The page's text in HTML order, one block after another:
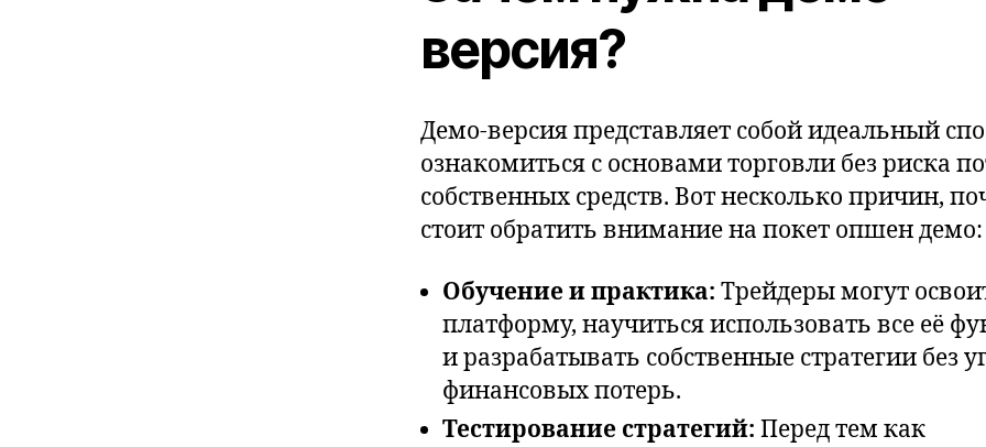
версия?
Демо-версия представляет собой идеальный
ознакомиться с основами торговли без риска
собственных средств. Вот несколько причин,
стоит обратить внимание на покет опшен демо:
Обучение и практика: Трейдеры могут
платформу, научиться использовать все её
и разрабатывать собственные стратегии без
финансовых потерь.
Тестирование стратегий: Перед тем как